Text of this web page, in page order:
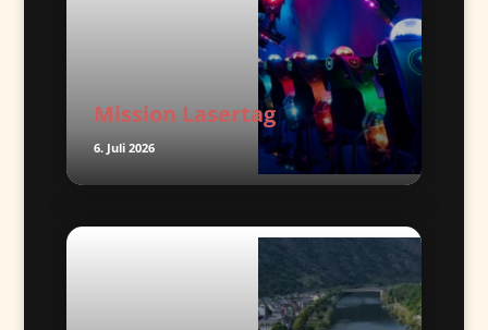
Mission Lasertag
6. Juli 2026